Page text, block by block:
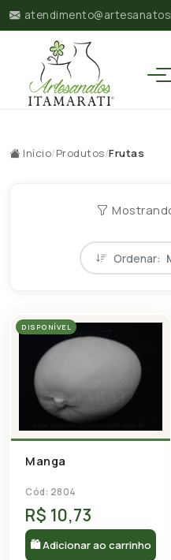
Início/Produtos/Frutas
Ordenar:
DISPONÍVEL
Manga
Cód: 2804
R$ 10,73
🛍 Adicionar ao carrinho